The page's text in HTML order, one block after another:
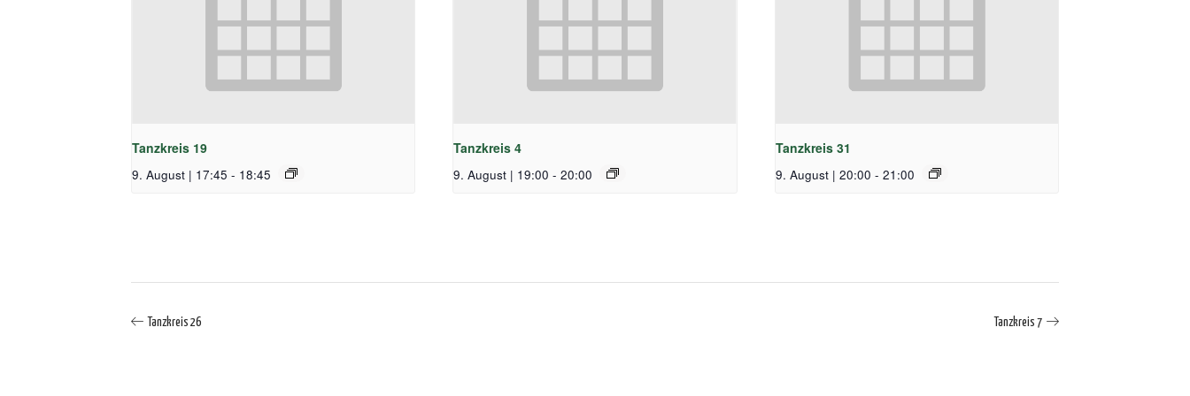
Tanzkreis 19
9. August | 17:45 - 18:45
Tanzkreis 4
9. August | 19:00 - 20:00
Tanzkreis 31
9. August | 20:00 - 21:00
Tanzkreis 26 Tanzkreis 7